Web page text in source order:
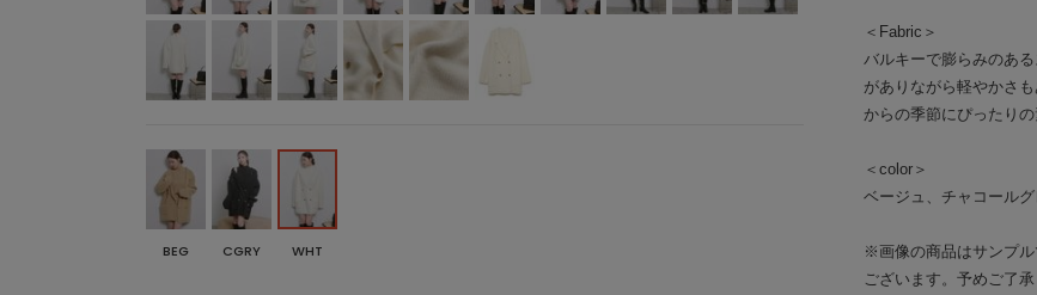
＜Fabric＞
バルキーで膨らみのあ
がありながら軽やかさ
からの季節にぴったりの
＜color＞
ベージュ、チャコール
※画像の商品はサンプ
ございます。予めご了承
BEG CGRY WHT